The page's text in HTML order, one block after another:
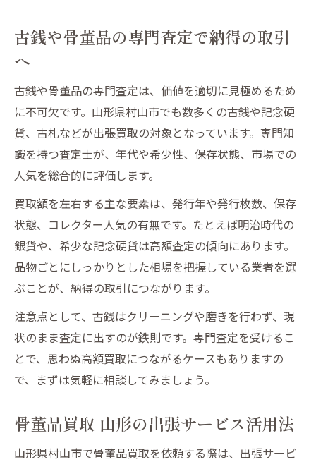
古銭や骨董品の専門査定で納得の取引
へ
古銭や骨董品の専門査定は、価値を適切に見極めるため
に不可欠です。山形県村山市でも数多くの古銭や記念硬
貨、古札などが出張買取の対象となっています。専門知
識を持つ査定士が、年代や希少性、保存状態、市場での
人気を総合的に評価します。
買取額を左右する主な要素は、発行年や発行枚数、保存
状態、コレクター人気の有無です。たとえば明治時代の
銀貨や、希少な記念硬貨は高額査定の傾向にあります。
品物ごとにしっかりとした相場を把握している業者を選
ぶことが、納得の取引につながります。
注意点として、古銭はクリーニングや磨きを行わず、現
状のまま査定に出すのが鉄則です。専門査定を受けるこ
とで、思わぬ高額買取につながるケースもありますの
で、まずは気軽に相談してみましょう。
骨董品買取 山形の出張サービス活用法
山形県村山市で骨董品買取を依頼する際は、出張サービ